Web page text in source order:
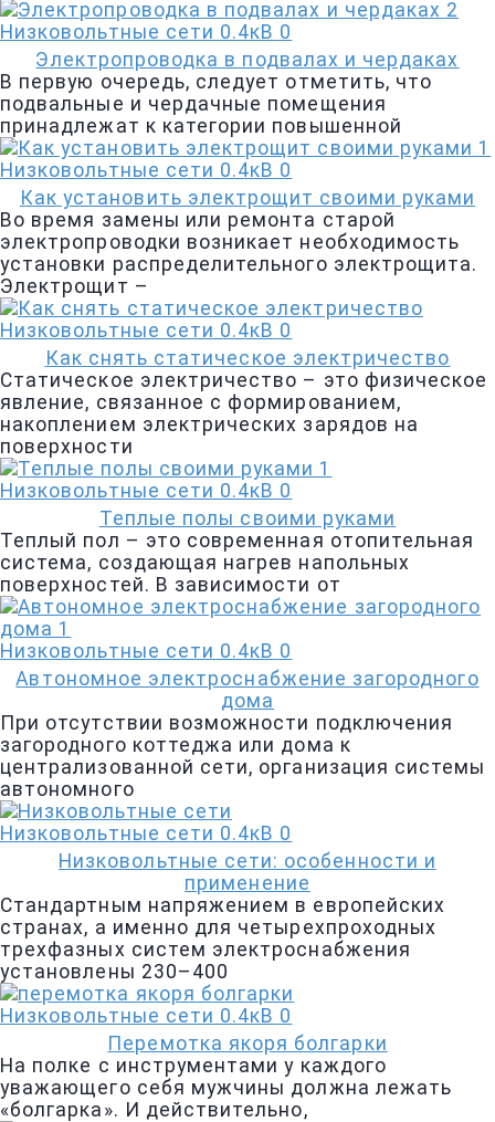
Низковольтные сети 0.4кВ 0
Электропроводка в подвалах и чердаках
В первую очередь, следует отметить, что
подвальные и чердачные помещения
принадлежат к категории повышенной
Низковольтные сети 0.4кВ 0
Как установить электрощит своими руками
Во время замены или ремонта старой
электропроводки возникает необходимость
установки распределительного электрощита.
Электрощит –
Низковольтные сети 0.4кВ 0
Как снять статическое электричество
Статическое электричество – это физическое
явление, связанное с формированием,
накоплением электрических зарядов на
поверхности
Низковольтные сети 0.4кВ 0
Теплые полы своими руками
Теплый пол – это современная отопительная
система, создающая нагрев напольных
поверхностей. В зависимости от
Низковольтные сети 0.4кВ 0
Автономное электроснабжение загородного
дома
При отсутствии возможности подключения
загородного коттеджа или дома к
централизованной сети, организация системы
автономного
Низковольтные сети 0.4кВ 0
Низковольтные сети: особенности и
применение
Стандартным напряжением в европейских
странах, а именно для четырехпроходных
трехфазных систем электроснабжения
установлены 230–400
Низковольтные сети 0.4кВ 0
Перемотка якоря болгарки
На полке с инструментами у каждого
уважающего себя мужчины должна лежать
«болгарка». И действительно,